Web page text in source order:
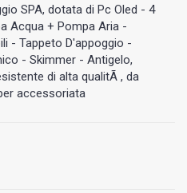
SPA, dotata di Pc Oled - 4
Acqua + Pompa Aria -
- Tappeto D'appoggio -
- Skimmer - Antigelo,
di alta qualitÃ , da
accessoriata